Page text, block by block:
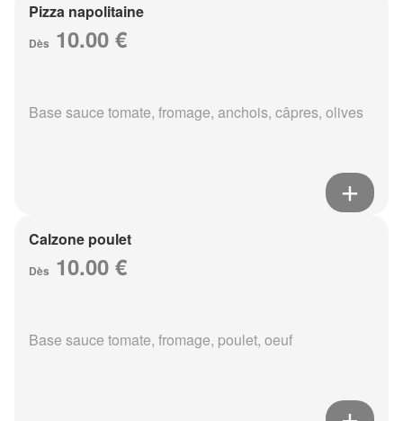
Pizza napolitaine
Dès 10.00 €
Base sauce tomate, fromage, anchois, câpres, olives
Calzone poulet
Dès 10.00 €
Base sauce tomate, fromage, poulet, oeuf